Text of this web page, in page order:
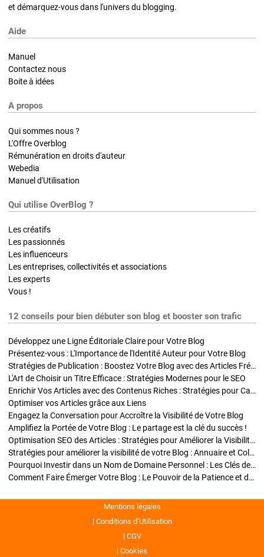
et démarquez-vous dans l'univers du blogging.
Aide
Manuel
Contactez nous
Boite à idées
A propos
Qui sommes nous ?
L'Offre Overblog
Rémunération en droits d'auteur
Webedia
Manuel d'Utilisation
Qui utilise OverBlog ?
Les créatifs
Les passionnés
Les influenceurs
Les entreprises, collectivités et associations
Les experts
Vous !
12 conseils pour bien débuter son blog et booster son trafic
Développez une Ligne Éditoriale Claire pour Votre Blog
Présentez-vous : L'Importance de l'Identité Auteur pour Votre Blog
Stratégies de Publication : Boostez Votre Blog avec des Articles Fréquents et Exclusifs
L'Art de Choisir un Titre Efficace : Stratégies Modernes pour le SEO
Enrichir Vos Articles avec des Contenus Riches : Stratégies pour Captiver et Optimiser
Optimiser vos Articles grâce aux Liens
Engagez la Conversation pour Accroître la Visibilité de Votre Blog
Amplifiez la Portée de Votre Blog : Le partage est la clé du succès !
Optimisation SEO des Articles : Stratégies pour Améliorer la Visibilité de Votre Blog
Stratégies pour améliorer la visibilité de votre Blog : Annuaire et Collaborations
Pourquoi Investir dans un Nom de Domaine Personnel : Les Clés de la Réussite de Votre Blog
Comment Faire Émerger Votre Blog : Le Pouvoir de la Patience et de la Persévérance
Mentions légales
Conditions d’Utilisation
CGV
Cookies